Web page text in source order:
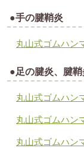
●手の腱鞘炎
丸山式ゴムハン
●足の腱炎、腱
丸山式ゴムハン
丸山式ゴムハン
丸山式ゴムハン